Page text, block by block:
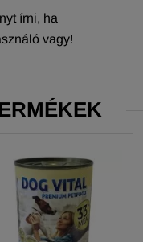
írni, ha
vagy!